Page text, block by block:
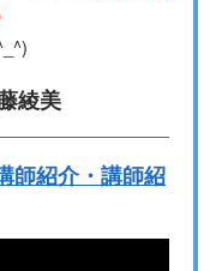
綾美
師紹介・講師紹